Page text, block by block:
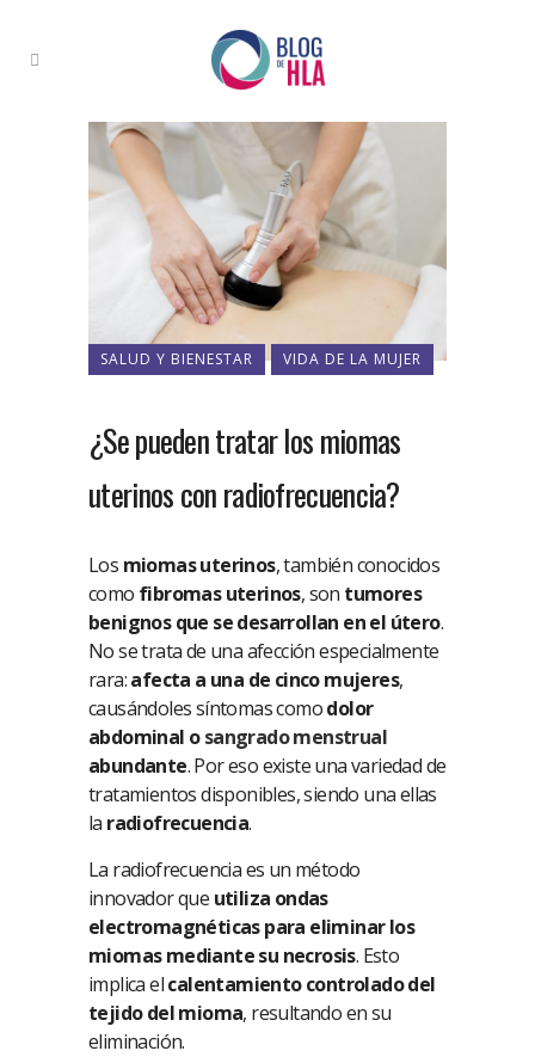
SALUD Y BIENESTAR VIDA DE LA MUJER
¿Se pueden tratar los miomas
uterinos con radiofrecuencia?
Los miomas uterinos, también conocidos
como fibromas uterinos, son tumores
benignos que se desarrollan en el útero.
No se trata de una afección especialmente
rara:afecta a una de cinco mujeres,
causándoles síntomas comodolor
abdominal osangrado menstrual
abundante. Por eso existe una variedad de
tratamientos disponibles, siendo una ellas
la radiofrecuencia.
La radiofrecuencia es un método
innovador que utiliza ondas
electromagnéticas para eliminar los
miomas mediante su necrosis. Esto
implica elcalentamiento controlado del
tejido del mioma, resultando en su
eliminación.